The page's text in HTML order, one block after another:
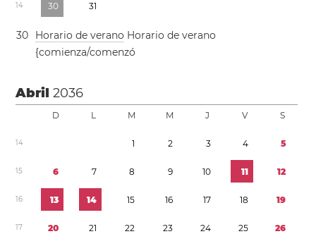
14 30 31
30 Horario de verano Horario de verano
{comienza/comenzó
Abril2036
D L M M J V S
14 1 2 3 4 5
15 6 7 8 9 10 11 12
16 13 14 15 16 17 18 19
17 20 21 22 23 24 25 26